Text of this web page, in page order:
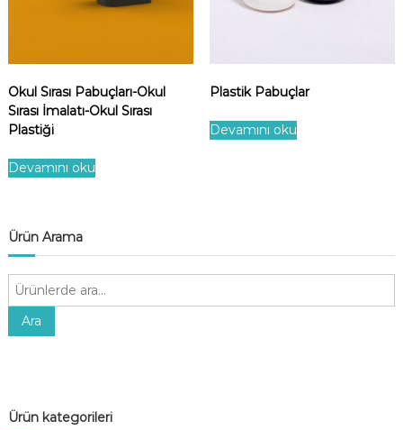
Okul Sırası Pabuçları-Okul
Sırası İmalatı-Okul Sırası
Plastiği
Devamını oku
Plastik Pabuçlar
Devamını oku
Ürün Arama
:
Ara
Ürün kategorileri